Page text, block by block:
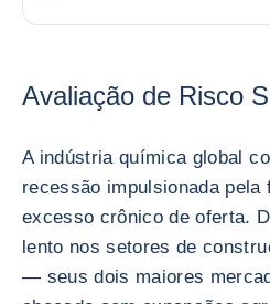
Avaliação de Risco
A indústria química global
recessão impulsionada pela
excesso crônico de oferta.
lento nos setores de
— seus dois maiores